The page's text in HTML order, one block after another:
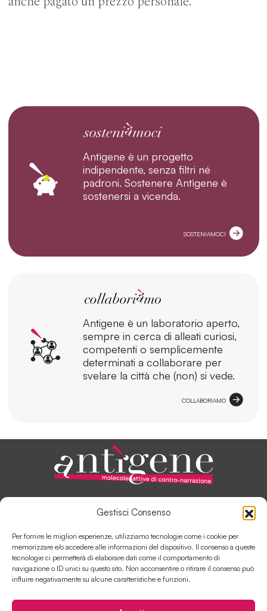
Gestisci Consenso
Per fornire le migliori esperienze, utilizziamo tecnologie come i cookie per
memorizzare e/o accedere alle informazioni del dispositivo. Il consenso a queste
tecnologie ci permetterà di elaborare dati come il comportamento di
navigazione o ID unici su questo sito. Non acconsentire o ritirare il consenso può
influire negativamente su alcune caratteristiche e funzioni.
Antìgene è un progetto
indipendente, senza filtri né
padroni. Sostenere Antìgene è
sostenersi a vicenda.
SOSTENIAMOCI
Antigene è un laboratorio aperto,
sempre in cerca di alleati curiosi,
competenti o semplicemente
determinati a collaborare per
svelare la città che (non) si vede.
COLLABORIAMO
ANTÌGENE, IN PILLOLE
SOSTIENI ANTÌGENE
COLLABORA CON ANTÌGENE
Contatti
Cookie Policy